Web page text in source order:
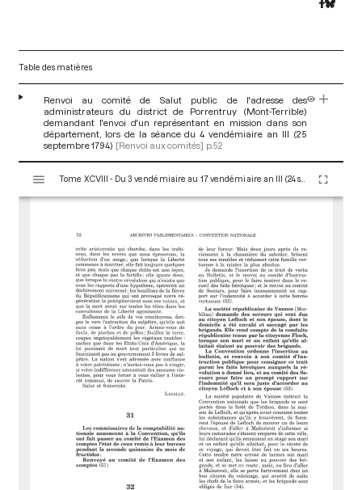
Table des matières
Renvoi au comité de Salut public de l'adresse des
administrateurs du district de Porrentruy (Mont-Terrible)
demandant l'envoi d'un représentant en mission dans son
département, lors de la séance du 4 vendémiaire an III (25
septembre 1794) [Renvoi aux comités] p.52
s